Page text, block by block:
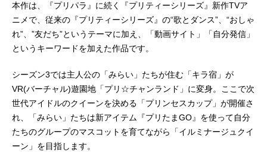
本作は、『プリパラ』に続く『プリティーシリーズ』新作TVア
ニメで、従来の『プリティーシリーズ』の“歌とダンス”、“おしゃ
れ”、”友だち”というテーマに加え、「動画サイト」「自分発信」
というキーワードを加えた作品です。
シーズン3では主人公の「みらい」たちが住む「キラ宿」が
VR(バーチャル)遊園地「プリ☆チャンランド」に変身。ここで次
世代アイドルのクイーンを決める「プリンセスカップ」が開催さ
れ、「みらい」たちは新アイテム『プリたまGO』を使って自分
たちのグループのマスコットを育てながら「イルミナージュクイ
ーン」を目指します。